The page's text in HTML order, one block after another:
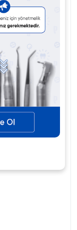
özelliği
ve büzülme
mekanik
kullanılabilir
efekti